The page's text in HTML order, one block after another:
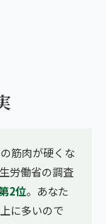
筋肉が硬くな
労働省の調査
2位。あなた
に多いので